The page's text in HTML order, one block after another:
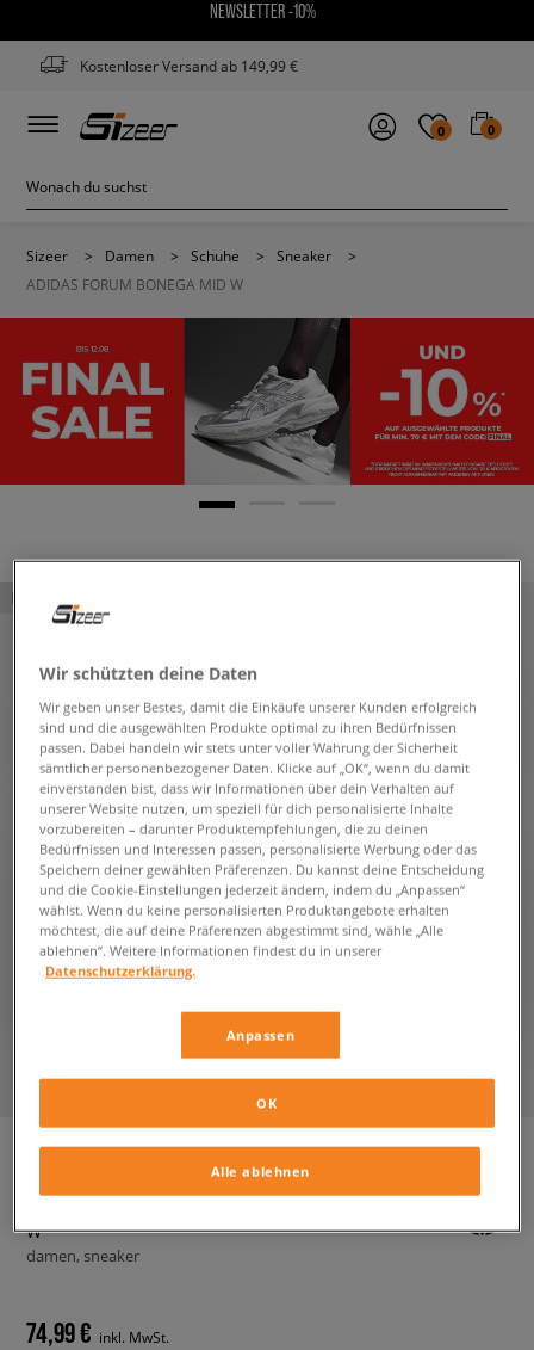
NEWSLETTER -10%
Kostenloser Versand ab 149,99 €
0 0
Sizeer > Damen > Schuhe > Sneaker
>
ADIDAS FORUM BONEGA MID W
PRODUKT NICHT VERFÜGBAR
W
damen, sneaker
74,99 € inkl. MwSt.
Wir schützten deine Daten
Wir geben unser Bestes, damit die Einkäufe unserer Kunden erfolgreich
sind und die ausgewählten Produkte optimal zu ihren Bedürfnissen
passen. Dabei handeln wir stets unter voller Wahrung der Sicherheit
sämtlicher personenbezogener Daten. Klicke auf „OK“, wenn du damit
einverstanden bist, dass wir Informationen über dein Verhalten auf
unserer Website nutzen, um speziell für dich personalisierte Inhalte
vorzubereiten – darunter Produktempfehlungen, die zu deinen
Bedürfnissen und Interessen passen, personalisierte Werbung oder das
Speichern deiner gewählten Präferenzen. Du kannst deine Entscheidung
und die Cookie-Einstellungen jederzeit ändern, indem du „Anpassen“
wählst. Wenn du keine personalisierten Produktangebote erhalten
möchtest, die auf deine Präferenzen abgestimmt sind, wähle „Alle
ablehnen“. Weitere Informationen findest du in unserer
Datenschutzerklärung.
Anpassen
Alle ablehnen
OK